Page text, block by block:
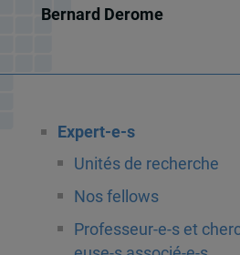
Bernard Derome
Expert-e-s
Unités de recherche
Nos fellows
Professeur-e-s et